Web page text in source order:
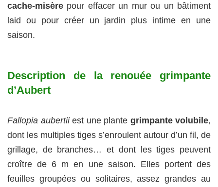
cache-misère pour effacer un mur ou un bâtiment
laid ou pour créer un jardin plus intime en une
saison.
Description de la renouée grimpante
d’Aubert
Fallopia aubertiiest une plante grimpante volubile,
dont les multiples tiges s’enroulent autour d’un fil, de
grillage, de branches… et dont les tiges peuvent
croître de 6 m en une saison. Elles portent des
feuilles groupées ou solitaires, assez grandes au